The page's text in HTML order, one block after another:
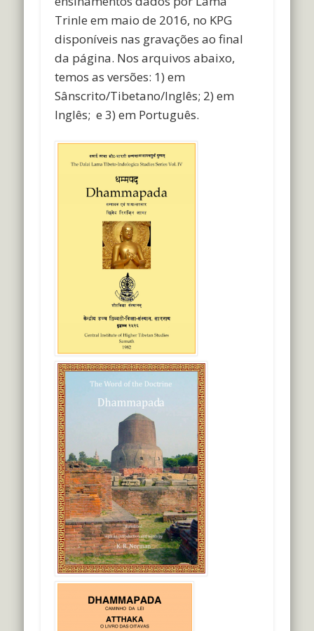
Trinle em maio de 2016, no KPG
disponíveis nas gravações ao final
da página. Nos arquivos abaixo,
temos as versões: 1) em
Sânscrito/Tibetano/Inglês; 2) em
Inglês; e 3) em Português.